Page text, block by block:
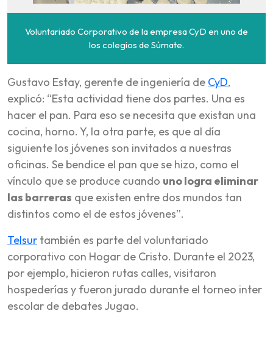
Voluntariado Corporativo de la empresa CyD en uno de
los colegios de Súmate.
Gustavo Estay, gerente de ingeniería de CyD,
explicó: “Esta actividad tiene dos partes. Una es
hacer el pan. Para eso se necesita que existan una
cocina, horno. Y, la otra parte, es que al día
siguiente los jóvenes son invitados a nuestras
oficinas. Se bendice el pan que se hizo, como el
vínculo que se produce cuando uno logra eliminar
las barreras que existen entre dos mundos tan
distintos como el de estos jóvenes”.
Telsur también es parte del voluntariado
corporativo con Hogar de Cristo. Durante el 2023,
por ejemplo, hicieron rutas calles, visitaron
hospederías y fueron jurado durante el torneo inter
escolar de debates Jugao.